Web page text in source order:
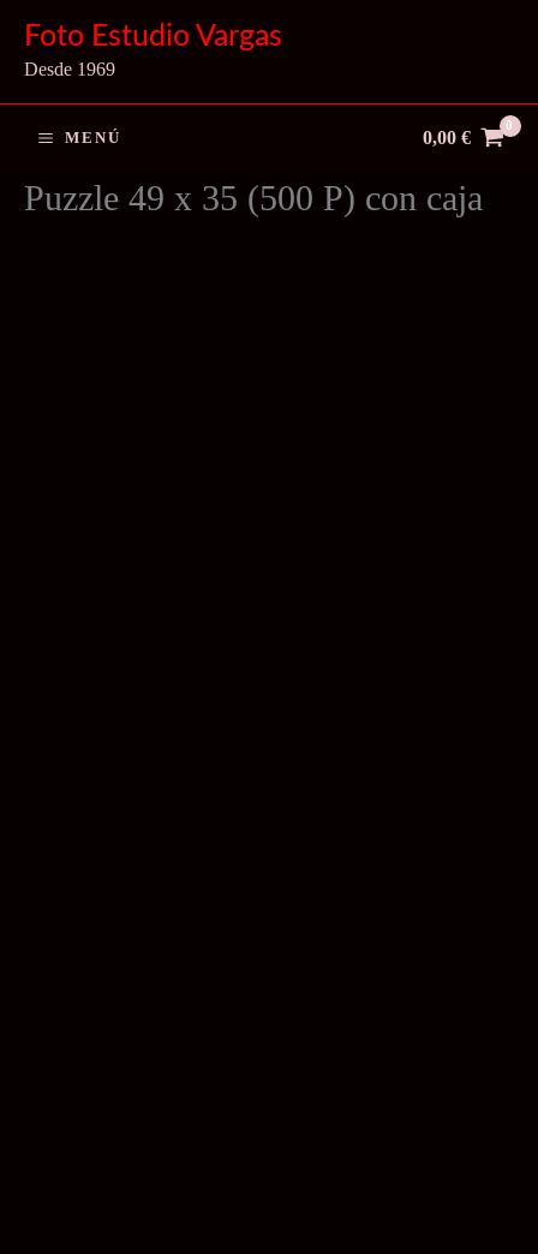
contenido
Foto Estudio Vargas
Desde 1969
MENÚ 0,00 €
Puzzle 49 x 35 (500 P) con caja